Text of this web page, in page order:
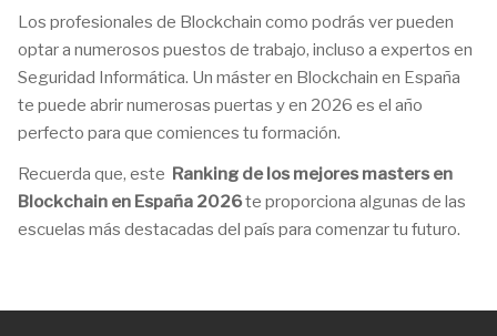
Los profesionales de Blockchain como podrás ver pueden
optar a numerosos puestos de trabajo, incluso a expertos en
Seguridad Informática. Un máster en Blockchain en España
te puede abrir numerosas puertas y en 2026 es el año
perfecto para que comiences tu formación.
Recuerda que, este Ranking de los mejores masters en
Blockchain en España 2026te proporciona algunas de las
escuelas más destacadas del país para comenzar tu futuro.